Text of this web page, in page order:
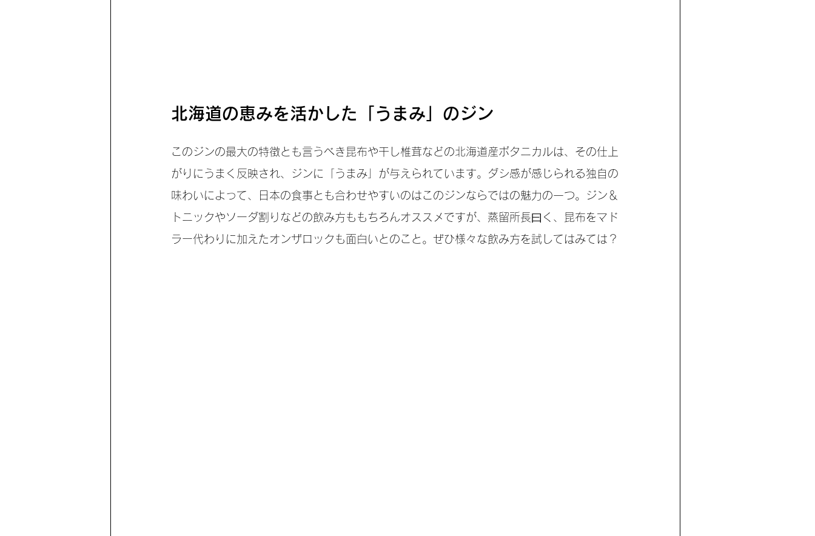
北海道の恵みを活かした「うまみ」のジン
このジンの最大の特徴とも言うべき昆布や干し椎茸などの北海道産ボタニカルは、その仕上
がりにうまく反映され、ジンに「うまみ」が与えられています。ダシ感が感じられる独自の
味わいによって、日本の食事とも合わせやすいのはこのジンならではの魅力の一つ。ジン＆
トニックやソーダ割りなどの飲み方ももちろんオススメですが、蒸留所長曰く、昆布をマド
ラー代わりに加えたオンザロックも面白いとのこと。ぜひ様々な飲み方を試してはみては？